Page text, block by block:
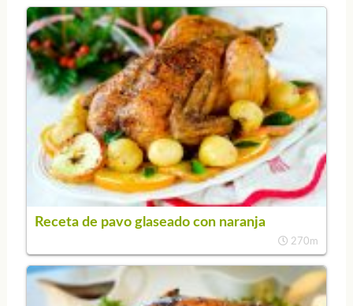
Receta de pavo glaseado con naranja
270m